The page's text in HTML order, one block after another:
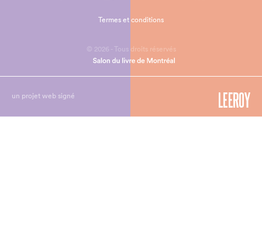
© 2026 - Tous droits réservés
Termes et conditions
un projet web signé